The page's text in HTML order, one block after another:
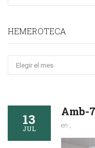
HEMEROTECA
13
JUL
Amb-
en ,